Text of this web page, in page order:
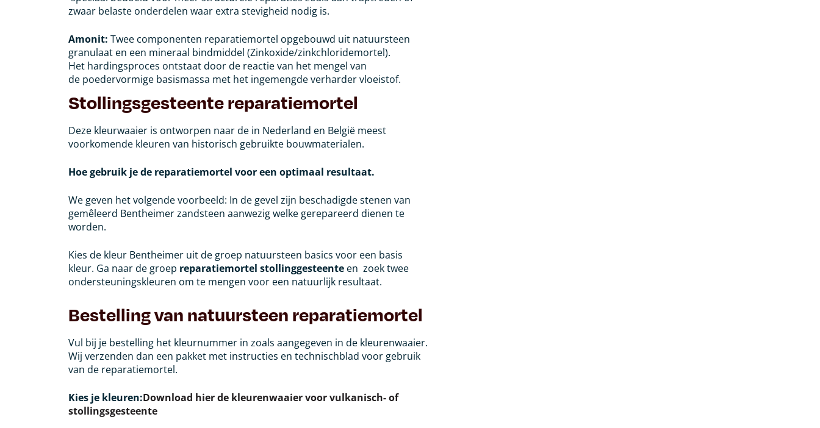
zwaar belaste onderdelen waar extra stevigheid nodig is.
Amonit: Twee componenten reparatiemortel opgebouwd uit natuursteen
granulaat en een mineraal bindmiddel (Zinkoxide/zinkchloridemortel).
Het hardingsproces ontstaat door de reactie van het mengel van
de poedervormige basismassa met het ingemengde verharder vloeistof.
Stollingsgesteente reparatiemortel
Deze kleurwaaier is ontworpen naar de in Nederland en België meest
voorkomende kleuren van historisch gebruikte bouwmaterialen.
Hoe gebruik je de reparatiemortel voor een optimaal resultaat.
We geven het volgende voorbeeld: In de gevel zijn beschadigde stenen van
gemêleerd Bentheimer zandsteen aanwezig welke gerepareerd dienen te
worden.
Kies de kleur Bentheimer uit de groep natuursteen basics voor een basis
kleur. Ga naar de groep reparatiemortel stollinggesteente en zoek twee
ondersteuningskleuren om te mengen voor een natuurlijk resultaat.
Bestelling van natuursteen reparatiemortel
Vul bij je bestelling het kleurnummer in zoals aangegeven in de kleurenwaaier.
Wij verzenden dan een pakket met instructies en technischblad voor gebruik
van de reparatiemortel.
Kies je kleuren:Download hier de kleurenwaaier voor vulkanisch- of
stollingsgesteente